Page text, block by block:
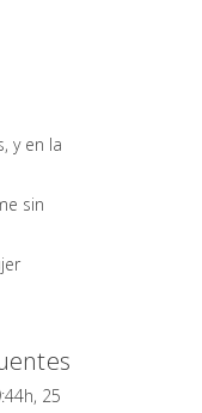
y en la
sin
25